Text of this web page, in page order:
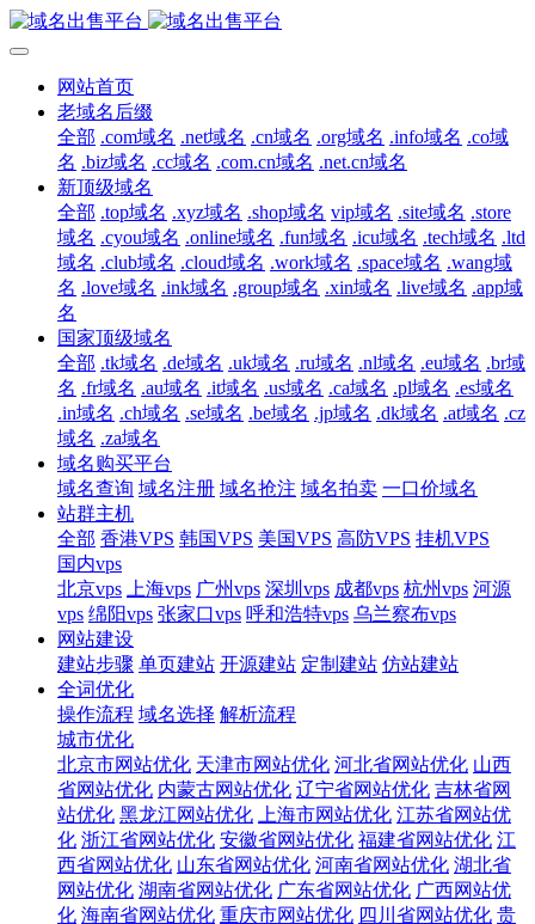
网站首页
老域名后缀
全部 .com域名 .net域名 .cn域名 .org域名 .info域名 .co域
名 .biz域名 .cc域名 .com.cn域名 .net.cn域名
新顶级域名
全部 .top域名 .xyz域名 .shop域名 vip域名 .site域名 .store
域名 .cyou域名 .online域名 .fun域名 .icu域名 .tech域名 .ltd
域名 .club域名 .cloud域名 .work域名 .space域名 .wang域
名 .love域名 .ink域名 .group域名 .xin域名 .live域名 .app域
名
国家顶级域名
全部 .tk域名 .de域名 .uk域名 .ru域名 .nl域名 .eu域名 .br域
名 .fr域名 .au域名 .it域名 .us域名 .ca域名 .pl域名 .es域名
.in域名 .ch域名 .se域名 .be域名 .jp域名 .dk域名 .at域名 .cz
域名 .za域名
域名购买平台
域名查询 域名注册 域名抢注 域名拍卖 一口价域名
站群主机
全部 香港VPS 韩国VPS 美国VPS 高防VPS 挂机VPS
国内vps
北京vps
上海vps 广州vps 深圳vps 成都vps 杭州vps 河源
vps 绵阳vps 张家口vps 呼和浩特vps 乌兰察布vps
网站建设
建站步骤 单页建站 开源建站 定制建站 仿站建站
全词优化
操作流程 域名选择 解析流程
城市优化
北京市网站优化 天津市网站优化 河北省网站优化 山西
省网站优化 内蒙古网站优化 辽宁省网站优化 吉林省网
站优化 黑龙江网站优化 上海市网站优化 江苏省网站优
化 浙江省网站优化 安徽省网站优化 福建省网站优化 江
西省网站优化 山东省网站优化 河南省网站优化 湖北省
网站优化 湖南省网站优化 广东省网站优化 广西网站优
化 海南省网站优化 重庆市网站优化 四川省网站优化 贵